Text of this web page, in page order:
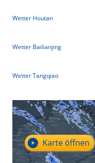
Wetter Houtan
Wetter Bailianjing
Wetter Tangqiao
Karte öffnen